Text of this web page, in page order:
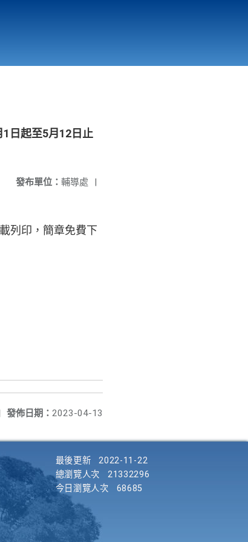
1日起至5月12日止
發布單位： 輔導處 |
列印，簡章免費下
發佈日期： 2023-04-13
最後更新
2022-11-22
總瀏覽人次
21332296
今日瀏覽人次
68685